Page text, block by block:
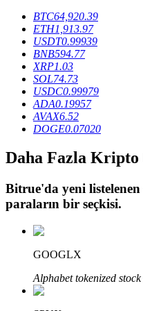
BTR Kilitleme
BTR sahiplerine özel
Krediler
Kripto destekli
BTC64,920.39
ETH1,913.97
USDT0.99939
BNB594.77
XRP1.03
SOL74.73
USDC0.99979
ADA0.19957
AVAX6.52
DOGE0.07020
Daha Fazla Kripto
Bitrue'da yeni
paraların bir seçkisi.
GOOGLX
Alphabet tokenized